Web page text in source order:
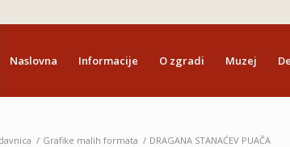
Naslovna Informacije O zgradi Muzej
/ Grafike malih formata / DRAGANA STANAĆEV PUAČA